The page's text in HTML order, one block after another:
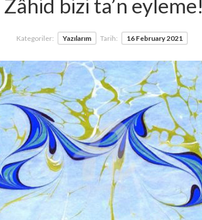
Zâhid bizi ta’n eyleme!
Kategoriler: Yazılarım Tarih: 16 February 2021